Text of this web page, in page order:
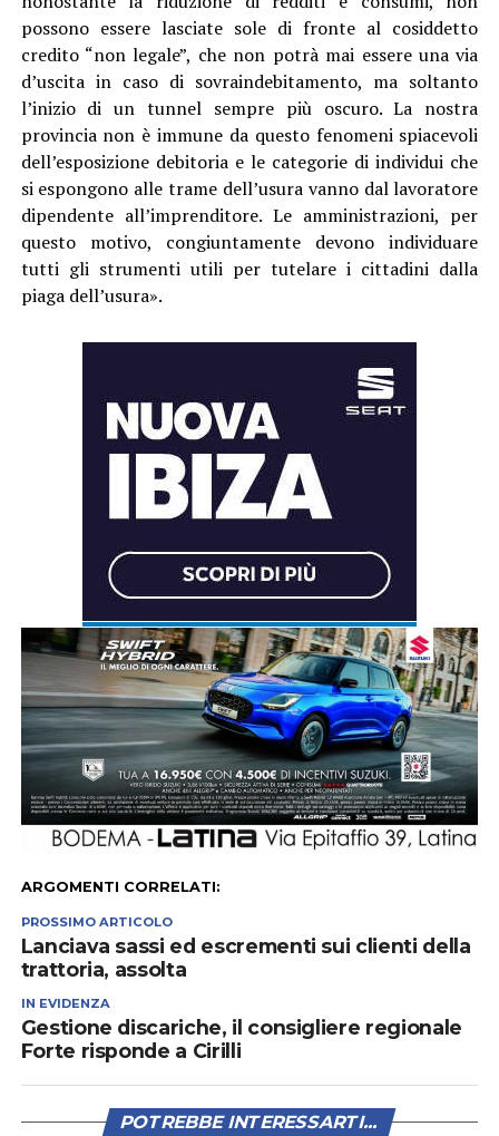
possono essere lasciate sole di fronte al cosiddetto
credito “non legale”, che non potrà mai essere una via
d’uscita in caso di sovraindebitamento, ma soltanto
l’inizio di un tunnel sempre più oscuro. La nostra
provincia non è immune da questo fenomeni spiacevoli
dell’esposizione debitoria e le categorie di individui che
si espongono alle trame dell’usura vanno dal lavoratore
dipendente all’imprenditore. Le amministrazioni, per
questo motivo, congiuntamente devono individuare
tutti gli strumenti utili per tutelare i cittadini dalla
piaga dell’usura».
ARGOMENTI CORRELATI:
PROSSIMO ARTICOLO
Lanciava sassi ed escrementi sui clienti della
trattoria, assolta
IN EVIDENZA
Gestione discariche, il consigliere regionale
Forte risponde a Cirilli
POTREBBE INTERESSARTI...